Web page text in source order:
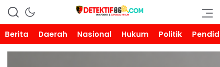
DETEKTIF86.COM
Berita
Daerah Nasional Hukum Politik